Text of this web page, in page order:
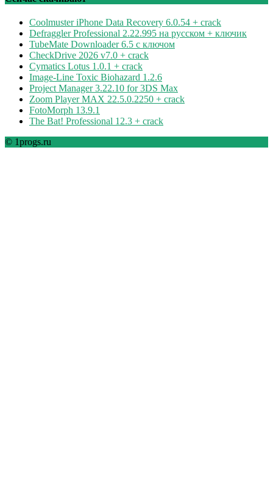
Coolmuster iPhone Data Recovery 6.0.54 + crack
Defraggler Professional 2.22.995 на русском + ключик
TubeMate Downloader 6.5 с ключом
CheckDrive 2026 v7.0 + crack
Cymatics Lotus 1.0.1 + crack
Image-Line Toxic Biohazard 1.2.6
Project Manager 3.22.10 for 3DS Max
Zoom Player MAX 22.5.0.2250 + crack
FotoMorph 13.9.1
The Bat! Professional 12.3 + crack
© 1progs.ru